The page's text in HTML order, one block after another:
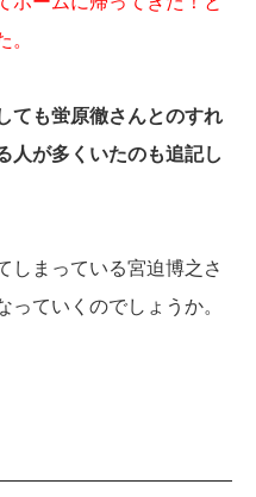
。
ても蛍原徹さんとのすれ
人が多くいたのも追記し
しまっている宮迫博之さ
っていくのでしょうか。